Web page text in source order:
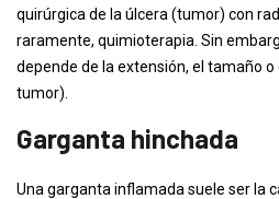
quirúrgica de la úlcera (tumor) con
raramente, quimioterapia. Sin
depende de la extensión, el tamaño
tumor).
Garganta hinchada
Una garganta inflamada suele ser la